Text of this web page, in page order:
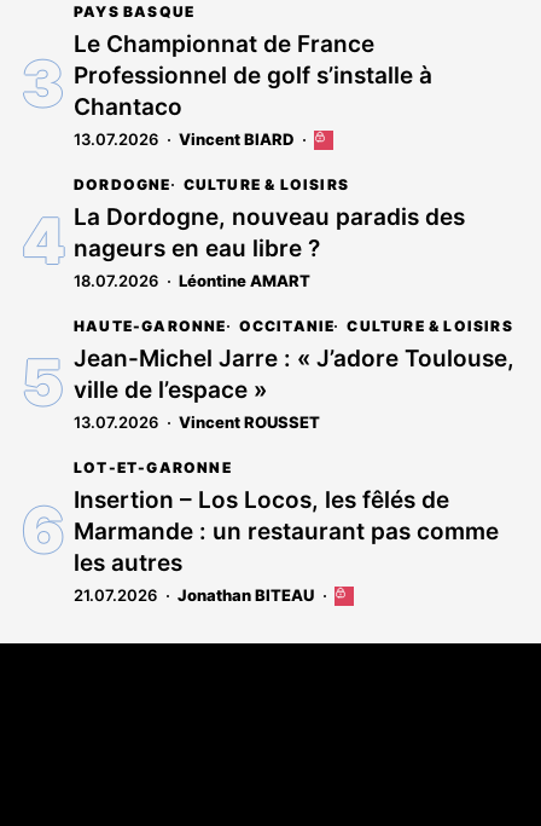
PAYS BASQUE
Le Championnat de France
Professionnel de golf s’installe à
Chantaco
13.07.2026 Vincent BIARD
Cet
est
réservé
aux
abonnés
DORDOGNE CULTURE & LOISIRS
La Dordogne, nouveau paradis des
nageurs en eau libre ?
18.07.2026 Léontine AMART
HAUTE-GARONNE OCCITANIE CULTURE & LOISIRS
Jean-Michel Jarre : « J’adore Toulouse,
ville de l’espace »
13.07.2026 Vincent ROUSSET
LOT-ET-GARONNE
Insertion – Los Locos, les fêlés de
Marmande : un restaurant pas comme
les autres
21.07.2026 Jonathan BITEAU
Cet
est